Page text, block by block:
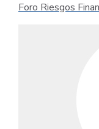
Foro Riesgos